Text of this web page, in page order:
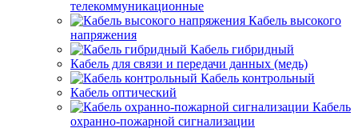
телекоммуникационные
Кабель высокого
напряжения
Кабель гибридный
Кабель для связи и передачи данных (медь)
Кабель контрольный
Кабель оптический
Кабель
охранно-пожарной сигнализации